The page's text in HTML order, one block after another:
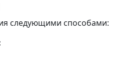
следующими способами: